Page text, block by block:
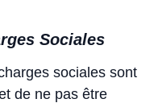
Sociales
sociales sont
de ne pas être